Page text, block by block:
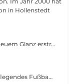
in Hollenstedt
Lass deine Hände durch eine Maniküre in neuem Glanz erstrahlen. Fingernägel in Form gebracht. Auf Wunsch kannst du dir noch einen Lack in deiner Lieblingsfarbe aussuchen! ( nicht im Preis enthalten, bitte extra dazu buchen)
Die klassiesche Fußpflege beinhaltet ein pflegendes Fußbad, kürzen der Nägel, entfernen der Nagelhaut, entfernen der Hornhaut, kurze Fuß- & Beinmassage, Abschlusspflege, auf Wunsch Nagellack oder Shellac.( nicht im Preis enthalten, bitte dazu buchen.)